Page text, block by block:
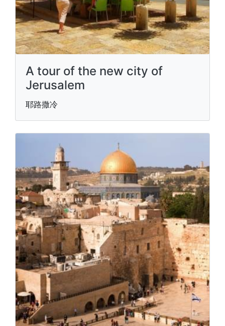
A tour of the new city of
Jerusalem
耶路撒冷